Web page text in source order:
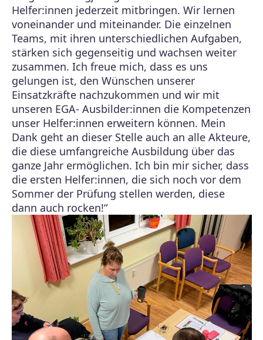
Helfer:innen jederzeit mitbringen. Wir lernen
voneinander und miteinander. Die einzelnen
Teams, mit ihren unterschiedlichen Aufgaben,
stärken sich gegenseitig und wachsen weiter
zusammen. Ich freue mich, dass es uns
gelungen ist, den Wünschen unserer
Einsatzkräfte nachzukommen und wir mit
unseren EGA- Ausbilder:innen die Kompetenzen
unser Helfer:innen erweitern können. Mein
Dank geht an dieser Stelle auch an alle Akteure,
die diese umfangreiche Ausbildung über das
ganze Jahr ermöglichen. Ich bin mir sicher, dass
die ersten Helfer:innen, die sich noch vor dem
Sommer der Prüfung stellen werden, diese
dann auch rocken!“